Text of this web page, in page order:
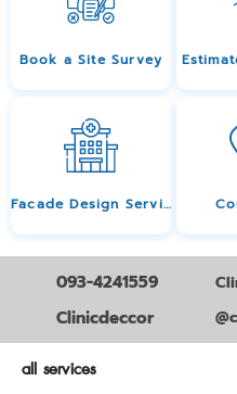
Book a Site Survey
Facade Design Service
093-4241559
Clinicdeccor
all services